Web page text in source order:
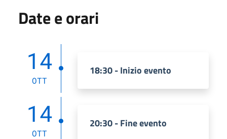
Date e orari
14
OTT
18:30 - Inizio evento
14
OTT
20:30 - Fine evento